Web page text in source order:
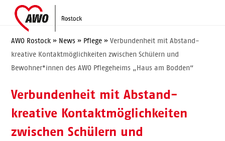
content
Open
mobile
menu
Close
mobile
menu
AWO Rostock » News » Pflege »Verbundenheit mit Abstand-
kreative Kontaktmöglichkeiten zwischen Schülern und
Bewohner*innen des AWO Pflegeheims „Haus am Bodden“
Verbundenheit mit Abstand-
kreative Kontaktmöglichkeiten
zwischen Schülern und